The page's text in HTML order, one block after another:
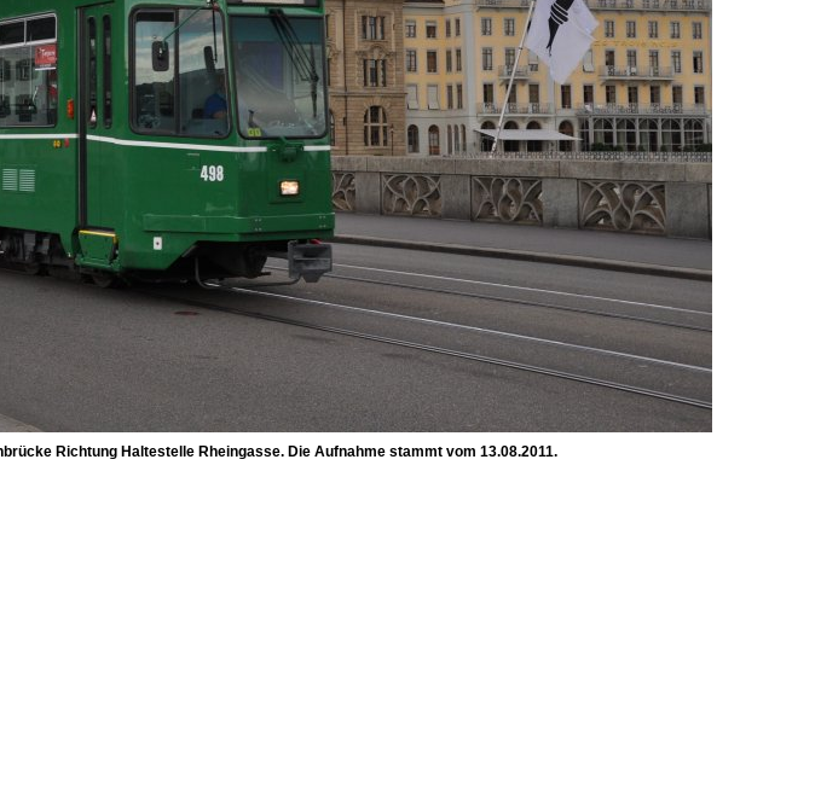
Richtung Haltestelle Rheingasse. Die Aufnahme stammt vom 13.08.2011.